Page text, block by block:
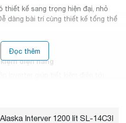
Đọc thêm
thiết kế sang trọng hiện đại, nhỏ
dàng bài trí cùng thiết kế tổng thể
điện năng
Interver 1200 lít SL-14C3I